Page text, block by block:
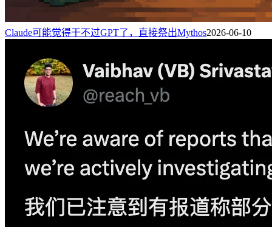
Claude可能觉得干不过GPT了，直接祭出Mythos2026-06-10